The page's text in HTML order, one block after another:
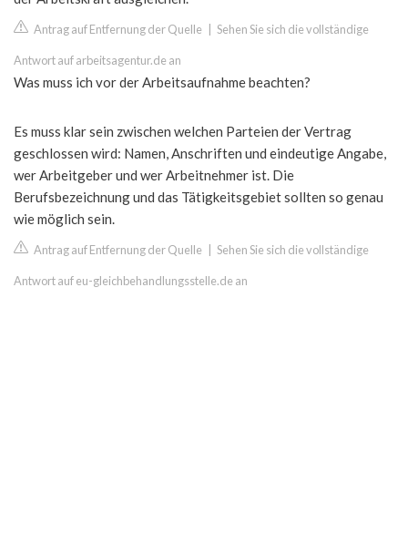
Antrag auf Entfernung der Quelle Sehen Sie sich die vollständige
Antwort auf arbeitsagentur.de an
Was muss ich vor der Arbeitsaufnahme beachten?
Es muss klar sein zwischen welchen Parteien der Vertrag
geschlossen wird: Namen, Anschriften und eindeutige Angabe,
wer Arbeitgeber und wer Arbeitnehmer ist. Die
Berufsbezeichnung und das Tätigkeitsgebiet sollten so genau
wie möglich sein.
Antrag auf Entfernung der Quelle Sehen Sie sich die vollständige
Antwort auf eu-gleichbehandlungsstelle.de an